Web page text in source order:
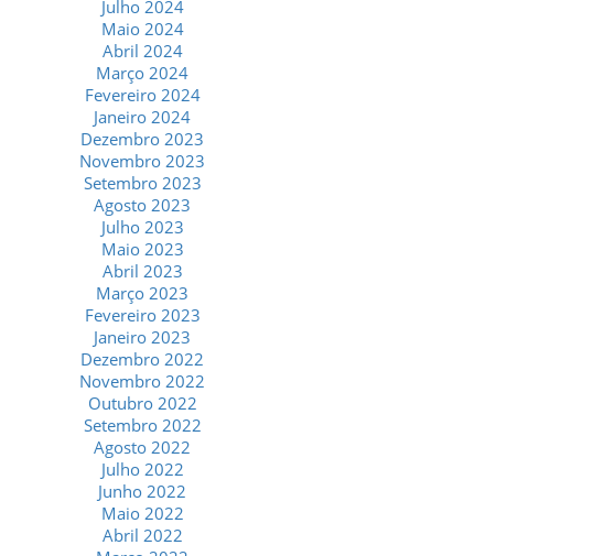
Julho 2024
Maio 2024
Abril 2024
Março 2024
Fevereiro 2024
Janeiro 2024
Dezembro 2023
Novembro 2023
Setembro 2023
Agosto 2023
Julho 2023
Maio 2023
Abril 2023
Março 2023
Fevereiro 2023
Janeiro 2023
Dezembro 2022
Novembro 2022
Outubro 2022
Setembro 2022
Agosto 2022
Julho 2022
Junho 2022
Maio 2022
Abril 2022